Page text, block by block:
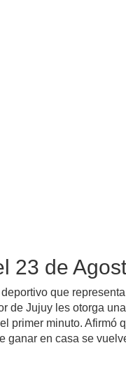
23 de
que
de Jujuy les otorga
primer minuto. Afirmó
ganar en casa se